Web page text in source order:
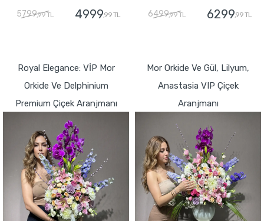
5799,99 TL 4999,99 TL 6499,99 TL 6299,99 TL
Royal Elegance: VİP Mor
Orkide Ve Delphinium
Premium Çiçek Aranjmanı
Mor Orkide Ve Gül, Lilyum,
Anastasia VIP Çiçek
Aranjmanı